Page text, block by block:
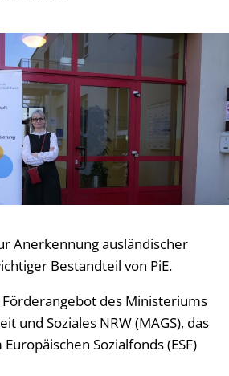
Anerkennung ausländischer
Bestandteil von PiE.
des Ministeriums
und Soziales NRW (MAGS), das
Sozialfonds (ESF)